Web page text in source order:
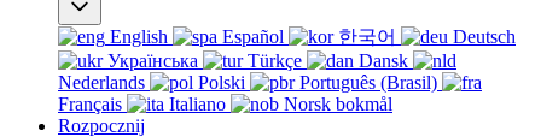
English Español 한국어
Deutsch
Українська
Türkçe
Dansk
Nederlands
Polski
Português (Brasil)
Français
Italiano
Norsk bokmål
Rozpocznij